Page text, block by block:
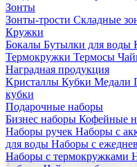
Зонты
Зонты-трости Складные
Кружки
Бокалы Бутылки для воды
Термокружки Термосы
Наградная продукция
Kристаллы Кубки Медали
кубки
Подарочные наборы
Бизнес наборы Кофейные
Наборы ручек Наборы с
для воды Наборы с
Наборы с термокружками
Корпоративные